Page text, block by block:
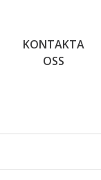
KONTAKTA
OSS